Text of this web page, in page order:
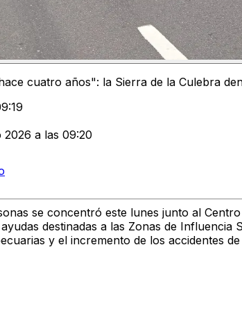
cuatro años": la Sierra de la Culebra
2026 a las 09:20
se concentró este lunes junto al
destinadas a las Zonas de
y el incremento de los accidentes